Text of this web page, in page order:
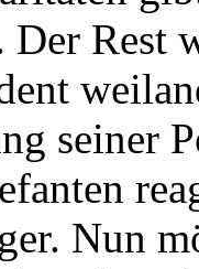
Rest
seiner
Nun